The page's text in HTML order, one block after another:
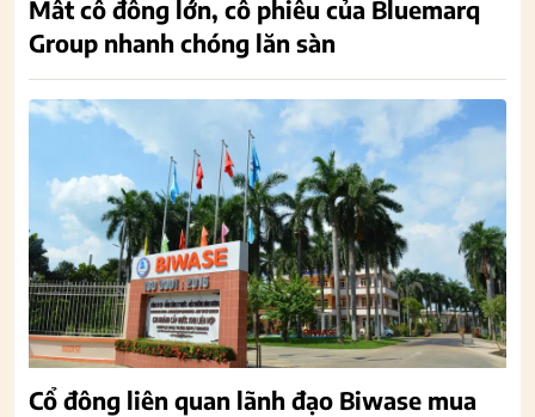
Mất cổ đông lớn, cổ phiếu của Bluemarq
Group nhanh chóng lăn sàn
Cổ đông liên quan lãnh đạo Biwase mua